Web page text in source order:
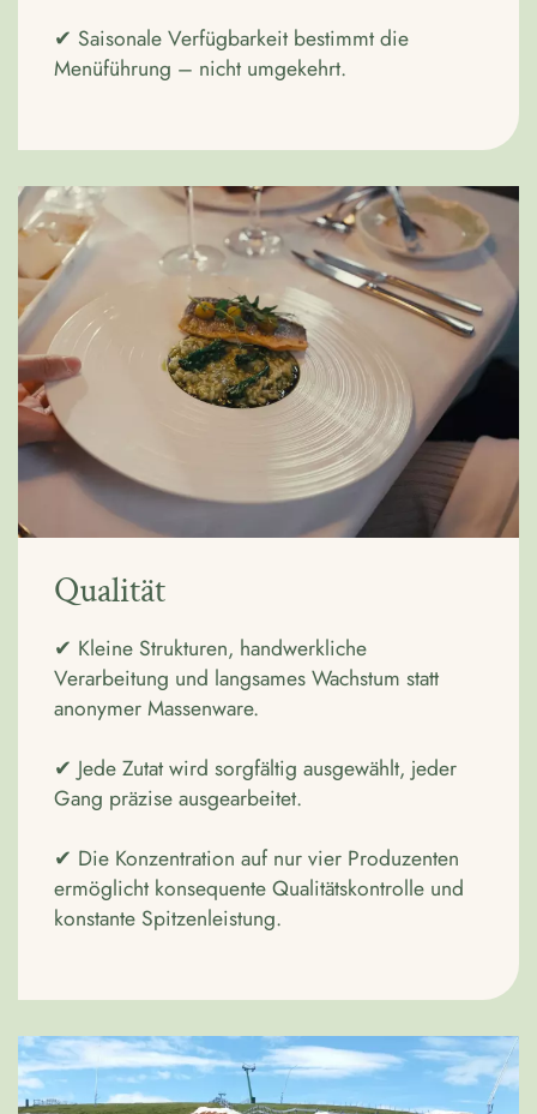
✔ Saisonale Verfügbarkeit bestimmt die
Menüführung – nicht umgekehrt.
Qualität
✔ Kleine Strukturen, handwerkliche
Verarbeitung und langsames Wachstum statt
anonymer Massenware.
✔ Jede Zutat wird sorgfältig ausgewählt, jeder
Gang präzise ausgearbeitet.
✔ Die Konzentration auf nur vier Produzenten
ermöglicht konsequente Qualitätskontrolle und
konstante Spitzenleistung.